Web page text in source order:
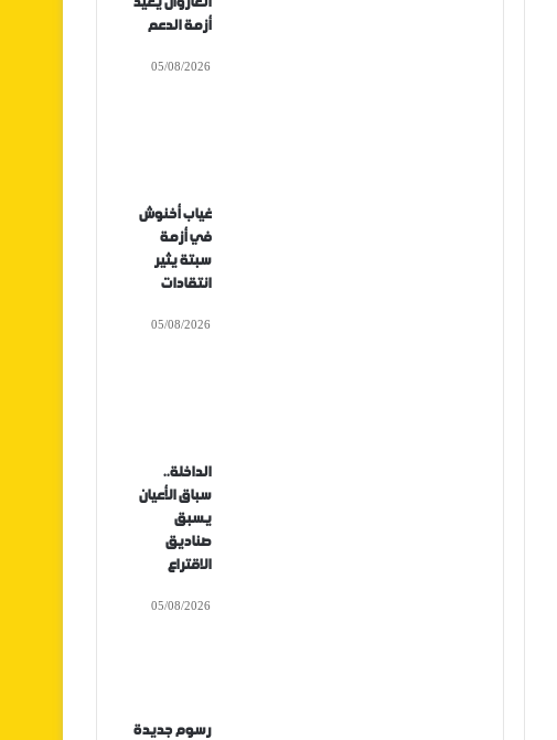
أزمة الدعم
05/08/2026
غياب أخنوش
في أزمة
سبتة يثير
انتقادات
05/08/2026
الداخلة..
سباق الأعيان
يسبق
صناديق
الاقتراع
05/08/2026
رسوم جديدة